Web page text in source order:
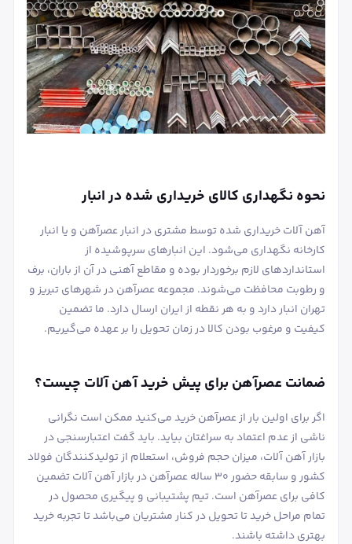
نحوه نگهداری کالای خریداری شده در انبار
آهن آلات خریداری شده توسط مشتری در انبار عصرآهن و یا انبار
کارخانه نگهداری می‌شود. این انبارهای سرپوشیده از
استانداردهای لازم برخوردار بوده و مقاطع آهنی در آن از باران، برف
و رطوبت محافظت می‌شوند. مجموعه عصرآهن در شهرهای تبریز و
تهران انبار دارد و به هر نقطه از ایران ارسال دارد. ما تضمین
کیفیت و مرغوب بودن کالا در زمان تحویل را بر عهده می‌گیریم.
ضمانت عصرآهن برای پیش خرید آهن آلات چیست؟
اگر برای اولین بار از عصرآهن خرید می‌کنید ممکن است نگرانی
ناشی از عدم اعتماد به سراغتان بیاید. باید گفت اعتبارسنجی در
بازار آهن آلات، میزان حجم فروش، استعلام از تولیدکنندگان فولاد
کشور و سابقه حضور ۳۰ ساله عصرآهن در بازار آهن آلات تضمین
کافی برای عصرآهن است. تیم پشتیبانی و پیگیری محصول در
تمام مراحل خرید تا تحویل در کنار مشتریان می‌باشد تا تجربه‌ خرید
بهتری داشته باشند.